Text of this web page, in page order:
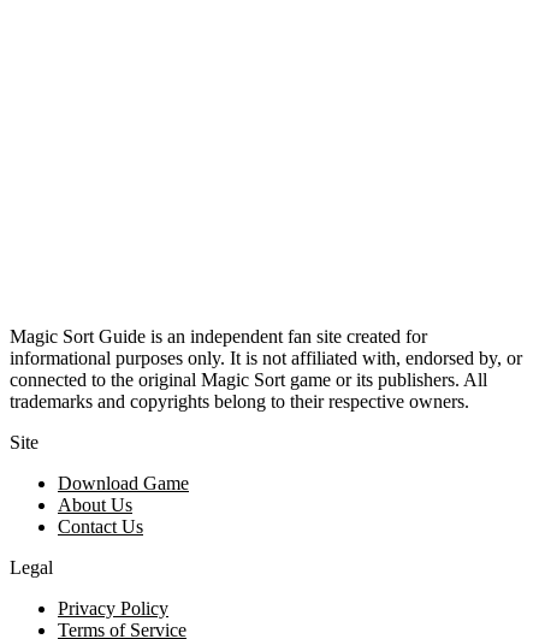
Magic Sort Guide is an independent fan site created for
informational purposes only. It is not affiliated with, endorsed by, or
connected to the original Magic Sort game or its publishers. All
trademarks and copyrights belong to their respective owners.
Site
Download Game
About Us
Contact Us
Legal
Privacy Policy
Terms of Service